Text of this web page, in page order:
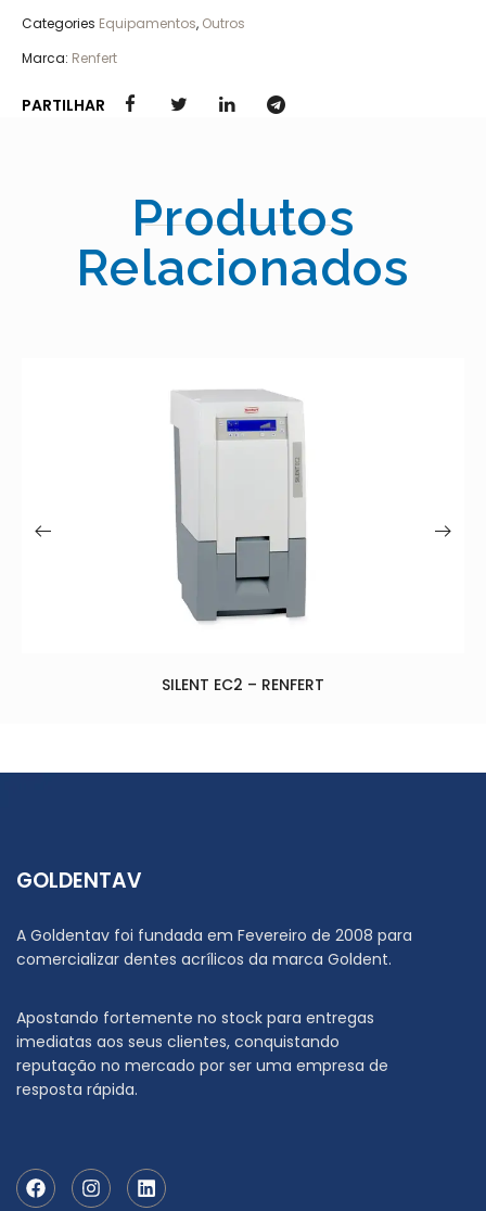
Categories Equipamentos, Outros
Marca: Renfert
PARTILHAR
Produtos
Relacionados
SILENT EC2 – RENFERT
GOLDENTAV
A Goldentav foi fundada em Fevereiro de 2008 para
comercializar dentes acrílicos da marca Goldent.
Apostando fortemente no stock para entregas
imediatas aos seus clientes, conquistando
reputação no mercado por ser uma empresa de
resposta rápida.